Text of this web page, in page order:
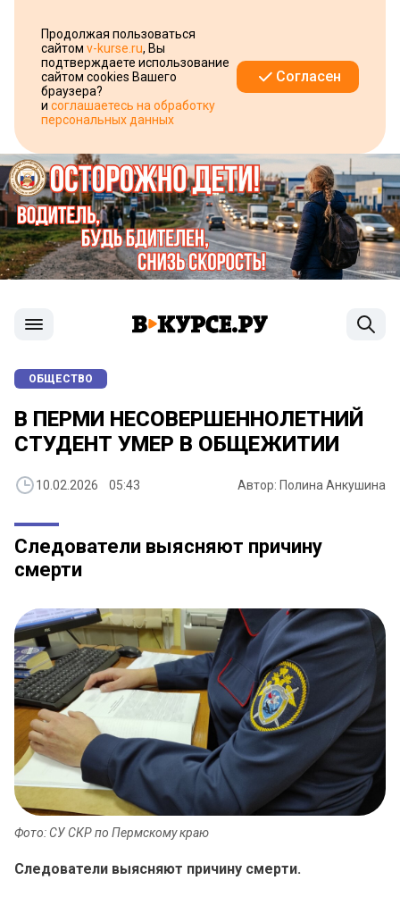
Продолжая пользоваться
сайтом v-kurse.ru, Вы
подтверждаете использование
сайтом cookies Вашего
браузера?
и соглашаетесь на обработку
персональных данных
Согласен
ОБЩЕСТВО
В ПЕРМИ НЕСОВЕРШЕННОЛЕТНИЙ
СТУДЕНТ УМЕР В ОБЩЕЖИТИИ
10.02.2026 05:43 Автор: Полина Анкушина
Следователи выясняют причину
смерти
Фото: СУ СКР по Пермскому краю
Следователи выясняют причину смерти.